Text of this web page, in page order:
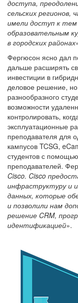
доступа,
сельских регионов,
имели доступ к
образовательным
в городских районах
Фергюсон ясно дал
дальше расширять
инвестиции в
деловое решение, но
разнообразного
возможности
контролировать,
эксплуатационные
преподавателя для
кампусов TCSG,
студентов с
преподавателей.
Cisco. Cisco
инфраструктуру и
данных, которые
и позволили нам
решение CRM,
идентификацией».